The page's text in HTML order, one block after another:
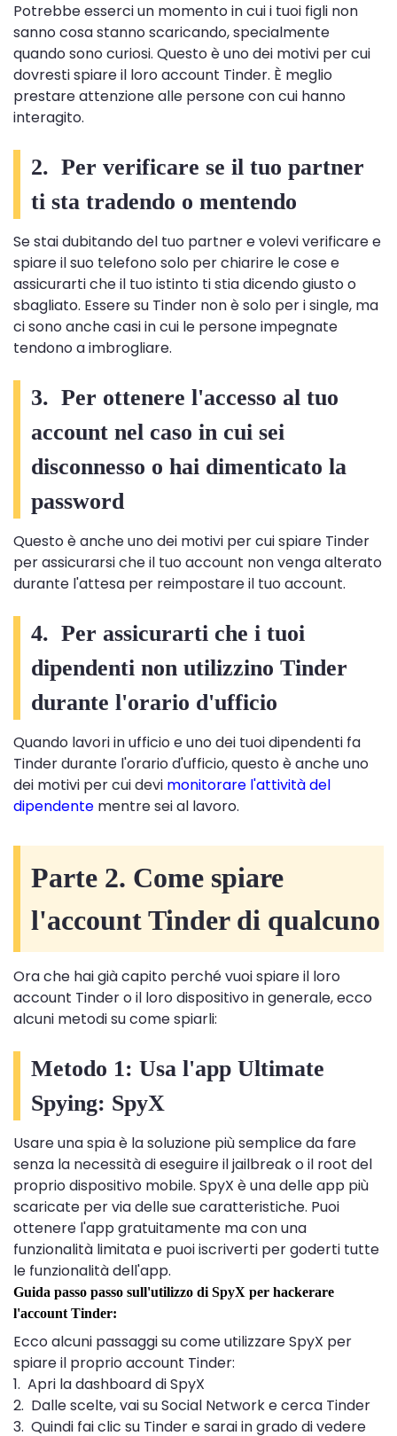
Potrebbe esserci un momento in cui i tuoi figli non
sanno cosa stanno scaricando, specialmente
quando sono curiosi. Questo è uno dei motivi per cui
dovresti spiare il loro account Tinder. È meglio
prestare attenzione alle persone con cui hanno
interagito.
2. Per verificare se il tuo partner
ti sta tradendo o mentendo
Se stai dubitando del tuo partner e volevi verificare e
spiare il suo telefono solo per chiarire le cose e
assicurarti che il tuo istinto ti stia dicendo giusto o
sbagliato. Essere su Tinder non è solo per i single, ma
ci sono anche casi in cui le persone impegnate
tendono a imbrogliare.
3. Per ottenere l'accesso al tuo
account nel caso in cui sei
disconnesso o hai dimenticato la
password
Questo è anche uno dei motivi per cui spiare Tinder
per assicurarsi che il tuo account non venga alterato
durante l'attesa per reimpostare il tuo account.
4. Per assicurarti che i tuoi
dipendenti non utilizzino Tinder
durante l'orario d'ufficio
Quando lavori in ufficio e uno dei tuoi dipendenti fa
Tinder durante l'orario d'ufficio, questo è anche uno
dei motivi per cui devi monitorare l'attività del
dipendente mentre sei al lavoro.
Parte 2. Come spiare
l'account Tinder di qualcuno
Ora che hai già capito perché vuoi spiare il loro
account Tinder o il loro dispositivo in generale, ecco
alcuni metodi su come spiarli:
Metodo 1: Usa l'app Ultimate
Spying: SpyX
Usare una spia è la soluzione più semplice da fare
senza la necessità di eseguire il jailbreak o il root del
proprio dispositivo mobile. SpyX è una delle app più
scaricate per via delle sue caratteristiche. Puoi
ottenere l'app gratuitamente ma con una
funzionalità limitata e puoi iscriverti per goderti tutte
le funzionalità dell'app.
Guida passo passo sull'utilizzo di SpyX per hackerare
l'account Tinder:
Ecco alcuni passaggi su come utilizzare SpyX per
spiare il proprio account Tinder:
1. Apri la dashboard di SpyX
2. Dalle scelte, vai su Social Network e cerca Tinder
3. Quindi fai clic su Tinder e sarai in grado di vedere